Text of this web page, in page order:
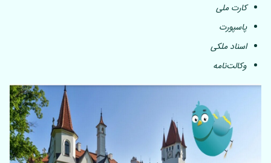
کارت ملی
پاسپورت
اسناد ملکی
وکالت‌نامه